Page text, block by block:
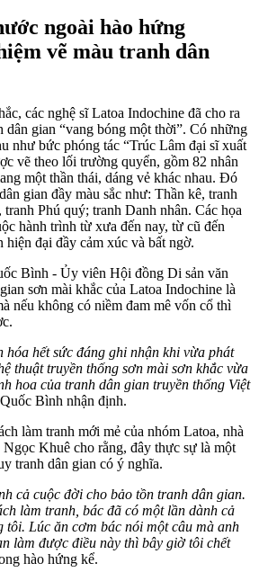
ngoài hào hứng
vẽ màu tranh dân
các nghệ sĩ Latoa Indochine đã cho ra
dân gian “vang bóng một thời”. Có những
như bức phóng tác “Trúc Lâm đại sĩ xuất
vẽ theo lối trường quyển, gồm 82 nhân
một thần thái, dáng vẻ khác nhau. Đó
gian đầy màu sắc như: Thần kê, tranh
Phú quý; tranh Danh nhân. Các họa
hành trình từ xưa đến nay, từ cũ đến
đại đầy cảm xúc và bất ngờ.
Bình - Ủy viên Hội đồng Di sản văn
sơn mài khắc của Latoa Indochine là
nếu không có niềm đam mê vốn cổ thì
hóa hết sức đáng ghi nhận khi vừa phát
thuật truyền thống sơn mài sơn khắc vừa
hoa của tranh dân gian truyền thống Việt
Bình nhận định.
làm tranh mới mẻ của nhóm Latoa, nhà
Khuê cho rằng, đây thực sự là một
tranh dân gian có ý nghĩa.
cả cuộc đời cho bảo tồn tranh dân gian.
làm tranh, bác đã có một lần dành cả
tôi. Lúc ăn cơm bác nói một câu mà anh
làm được điều này thì bây giờ tôi chết
hào hứng kể.